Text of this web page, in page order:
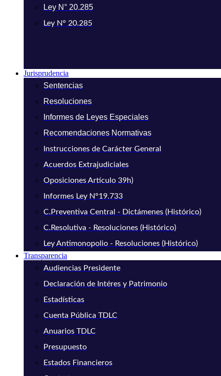
Ley N° 20.285
Ley N° 20.285
Jurisprudencia
Sentencias
Resoluciones
Informes de Leyes Especiales
Recomendaciones Normativas
Instrucciones de Carácter General
Acuerdos Extrajudiciales
Oposiciones Artículo 39h)
Informes Ley N°19.733
C.Preventiva Central - Dictámenes (Histórico)
C.Resolutiva - Resoluciones (Histórico)
Ley Antimonopolio - Resoluciones (Histórico)
Transparencia
Audiencias Presidente
Declaración de Intéres y Patrimonio
Estadísticas
Cuenta Pública TDLC
Anuarios TDLC
Presupuesto
Estados Financieros